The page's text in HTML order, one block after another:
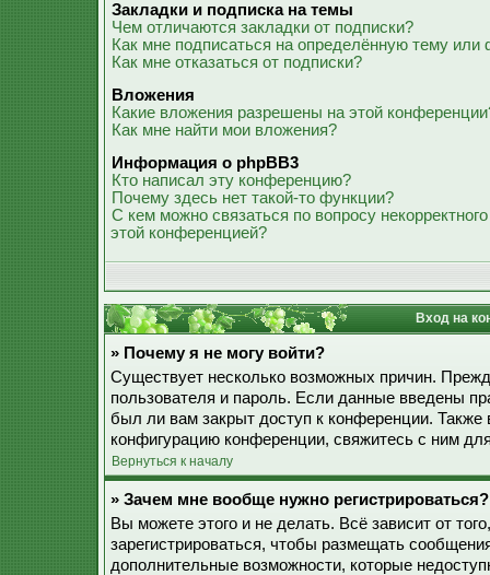
Закладки и подписка на темы
Чем отличаются закладки от подписки?
Как мне подписаться на определённую тему или
Как мне отказаться от подписки?
Вложения
Какие вложения разрешены на этой
Как мне найти мои вложения?
Информация о phpBB3
Кто написал эту конференцию?
Почему здесь нет такой-то функции?
С кем можно связаться по вопросу
этой конференцией?
Вход на
» Почему я не могу войти?
Существует несколько возможных причин.
пользователя и пароль. Если данные введены
был ли вам закрыт доступ к конференции. Также
конфигурацию конференции, свяжитесь с ним
Вернуться к началу
» Зачем мне вообще нужно регистрироваться?
Вы можете этого и не делать. Всё зависит от
зарегистрироваться, чтобы размещать
дополнительные возможности, которые